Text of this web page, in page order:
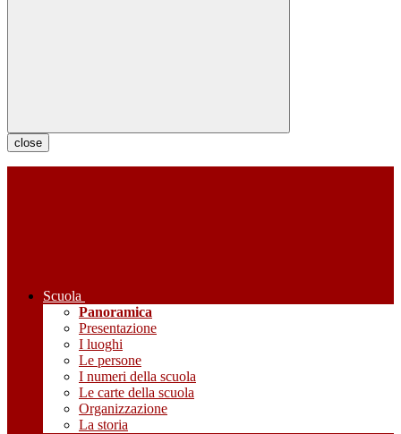
close
Scuola
Panoramica
Presentazione
I luoghi
Le persone
I numeri della scuola
Le carte della scuola
Organizzazione
La storia